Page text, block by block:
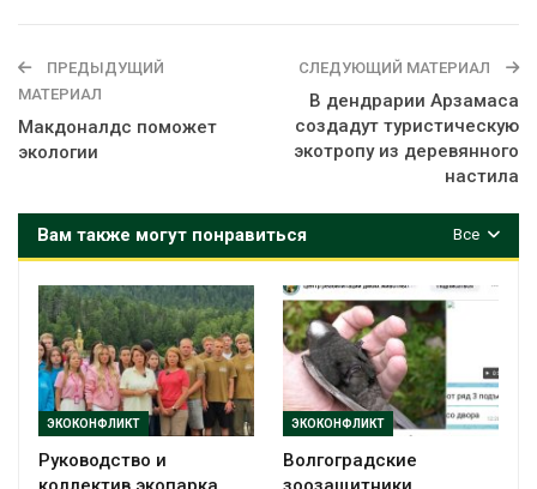
ПРЕДЫДУЩИЙ
МАТЕРИАЛ
Макдоналдс поможет
экологии
СЛЕДУЮЩИЙ МАТЕРИАЛ
В дендрарии Арзамаса
создадут туристическую
экотропу из деревянного
настила
Все
Вам также могут понравиться
ЭКОКОНФЛИКТ
Руководство и
ЭКОКОНФЛИКТ
Волгоградские